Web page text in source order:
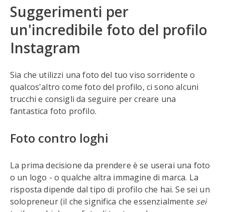
Suggerimenti per
un'incredibile foto del profilo
Instagram
Sia che utilizzi una foto del tuo viso sorridente o
qualcos'altro come foto del profilo, ci sono alcuni
trucchi e consigli da seguire per creare una
fantastica foto profilo.
Foto contro loghi
La prima decisione da prendere è se userai una foto
o un logo - o qualche altra immagine di marca. La
risposta dipende dal tipo di profilo che hai. Se sei un
solopreneur (il che significa che essenzialmente sei